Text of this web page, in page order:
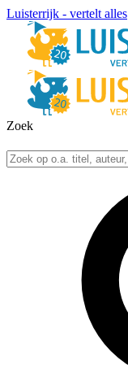
Luisterrijk - vertelt alles
Zoek